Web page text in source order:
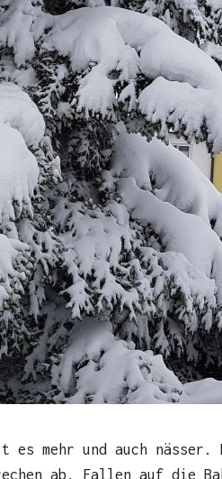
mehr und auch nässer.
ab. Fallen auf die